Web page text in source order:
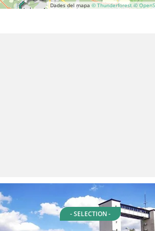
Dades del mapa © Thunderforest ©
- SELECTION -